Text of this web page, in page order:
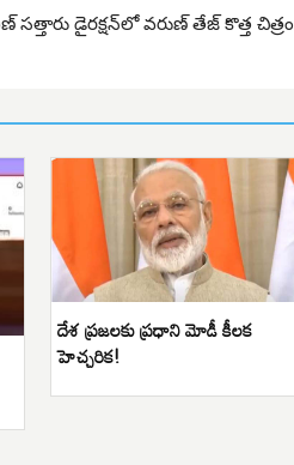
సత్తారు డైరక్షన్‌లో వరుణ్ తేజ్ కొత్త చిత్రం
దేశ ప్రజలకు ప్రధాని మోడీ కీలక
హెచ్చరిక!